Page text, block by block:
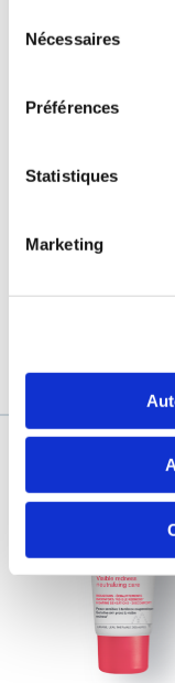
Nécessaires
Préférences
Statistiques
Marketing